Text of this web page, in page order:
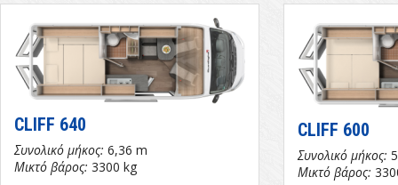
CLIFF 640
Συνολικό μήκος: 6,36 m
Μικτό βάρος: 3300 kg
CLIFF 600
Συνολικό μήκος:
Μικτό βάρος: